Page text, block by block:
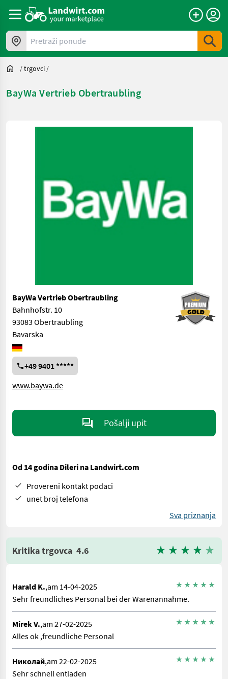
Pretraži ponude
/trgovci /
BayWa Vertrieb Obertraubling
BayWa Vertrieb Obertraubling
Bahnhofstr. 10
93083 Obertraubling
Bavarska
+49 9401 *****
www.baywa.de
Pošalji upit
Od 14 godina Dileri na Landwirt.com
Provereni kontakt podaci
unet broj telefona
Sva priznanja
Kritika trgovca 4.6
Harald K.,am 14-04-2025
Sehr freundliches Personal bei der Warenannahme.
Mirek V.,am 27-02-2025
Alles ok ,freundliche Personal
Николай,am 22-02-2025
Sehr schnell entladen